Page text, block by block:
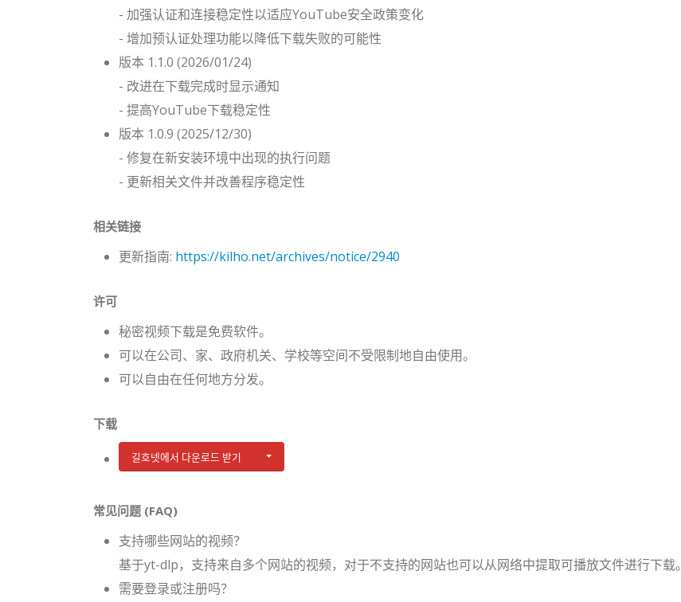
- 加强认证和连接稳定性以适应YouTube安全政策变化
- 增加预认证处理功能以降低下载失败的可能性
版本 1.1.0 (2026/01/24)
- 改进在下载完成时显示通知
- 提高YouTube下载稳定性
版本 1.0.9 (2025/12/30)
- 修复在新安装环境中出现的执行问题
- 更新相关文件并改善程序稳定性
相关链接
更新指南: https://kilho.net/archives/notice/2940
许可
秘密视频下载是免费软件。
可以在公司、家、政府机关、学校等空间不受限制地自由使用。
可以自由在任何地方分发。
下载
길호넷에서 다운로드 받기
常见问题 (FAQ)
支持哪些网站的视频？
基于yt-dlp，支持来自多个网站的视频，对于不支持的网站也可以从网络中提取可播放文件进行下载。
需要登录或注册吗？